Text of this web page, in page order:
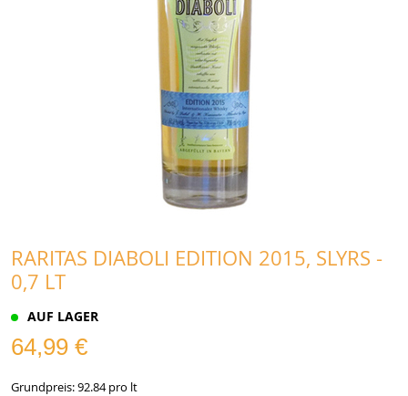
RARITAS DIABOLI EDITION 2015, SLYRS -
0,7 LT
AUF LAGER
64,99 €
Grundpreis: 92.84 pro lt